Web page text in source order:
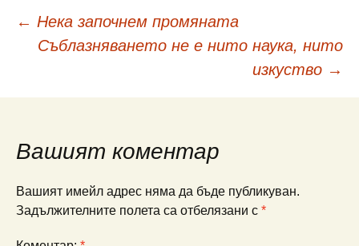
Навигация
в
публикациите
← Нека започнем промяната
Съблазняването не e нито наука, нито
изкуство →
Вашият коментар
Вашият имейл адрес няма да бъде публикуван.
Задължителните полета са отбелязани с *